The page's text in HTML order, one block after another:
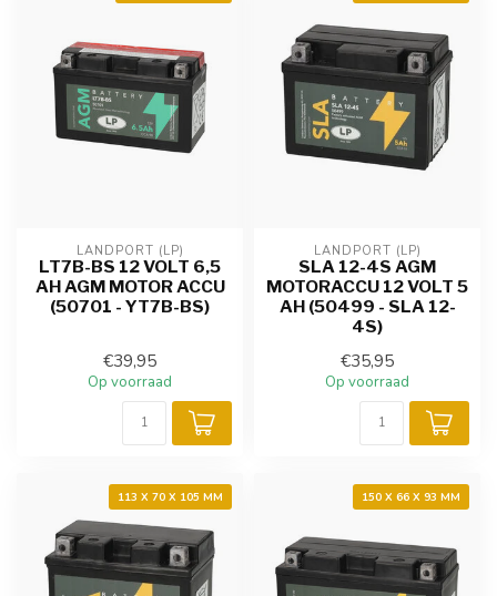
LANDPORT (LP)
LT7B-BS 12 VOLT 6,5
AH AGM MOTOR ACCU
(50701 - YT7B-BS)
€39,95
Op voorraad
LANDPORT (LP)
SLA 12-4S AGM
MOTORACCU 12 VOLT 5
AH (50499 - SLA 12-
4S)
€35,95
Op voorraad
113 X 70 X 105 MM 150 X 66 X 93 MM